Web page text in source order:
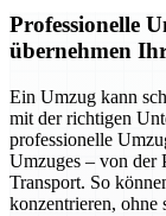
Professionelle
übernehmen
Ein Umzug kann
mit der richtigen
professionelle
Umzuges – von der
Transport. So
konzentrieren, ohne